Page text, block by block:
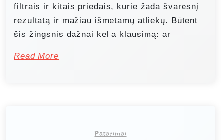
filtrais ir kitais priedais, kurie žada švaresnį
rezultatą ir mažiau išmetamų atliekų. Būtent
šis žingsnis dažnai kelia klausimą: ar
Read More
Patarimai